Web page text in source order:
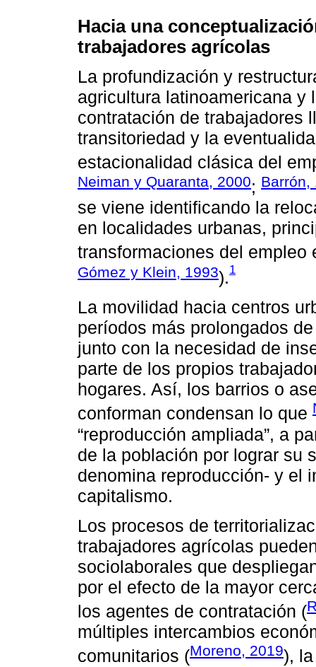
Hacia una
trabajadores agrícolas
La profundización y
agricultura latinoamericana
contratación de trabajadores
transitoriedad y la
estacionalidad clásica del
Neiman y Quaranta, 2000; Barrón,
se viene identificando la
en localidades urbanas,
transformaciones del empleo
Gómez y Klein, 1993).1
La movilidad hacia centros
períodos más prolongados
junto con la necesidad de
parte de los propios
hogares. Así, los barrios o
conforman condensan lo que
“reproducción ampliada”, a
de la población por lograr su
denomina reproducción- y el
capitalismo.
Los procesos de
trabajadores agrícolas
sociolaborales que
por el efecto de la mayor
los agentes de contratación (
múltiples intercambios
comunitarios (Moreno, 2019),